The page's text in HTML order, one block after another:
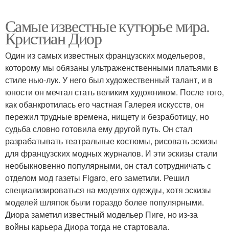
Самые известные кутюрье мира.
Кристиан Диор
Один из самых известных французских модельеров,
которому мы обязаны ультраженственными платьями в
стиле нью-лук. У него был художественный талант, и в
юности он мечтал стать великим художником. После того,
как обанкротилась его частная Галерея искусств, он
пережил трудные времена, нищету и безработицу, но
судьба словно готовила ему другой путь. Он стал
разрабатывать театральные костюмы, рисовать эскизы
для французских модных журналов. И эти эскизы стали
необыкновенно популярными, он стал сотрудничать с
отделом мод газеты Figaro, его заметили. Решил
специализироваться на моделях одежды, хотя эскизы
моделей шляпок были гораздо более популярными.
Диора заметил известный модельер Пиге, но из-за
войны карьера Диора тогда не стартовала.